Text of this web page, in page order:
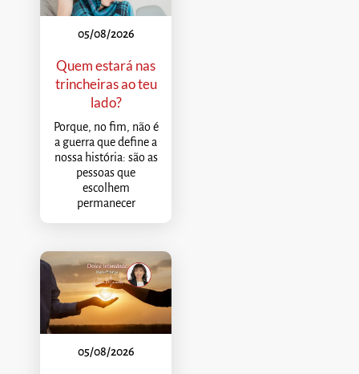
05/08/2026
Quem estará nas
trincheiras ao teu
lado?
Porque, no fim, não é
a guerra que define a
nossa história: são as
pessoas que
escolhem
permanecer
05/08/2026